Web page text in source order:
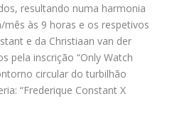
resultando numa harmonia
às 9 horas e os respetivos
e da Christiaan van der
pela inscrição “Only Watch
circular do turbilhão
“Frederique Constant X